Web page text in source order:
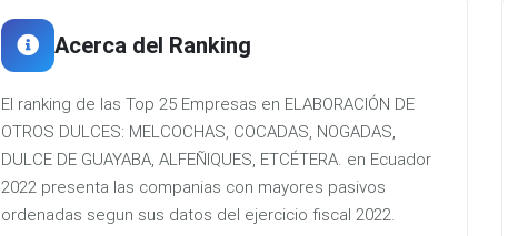
Acerca del Ranking
El ranking de las Top 25 Empresas en ELABORACIÓN DE
OTROS DULCES: MELCOCHAS, COCADAS, NOGADAS,
DULCE DE GUAYABA, ALFEÑIQUES, ETCÉTERA. en Ecuador
2022 presenta las companias con mayores pasivos
ordenadas segun sus datos del ejercicio fiscal 2022.